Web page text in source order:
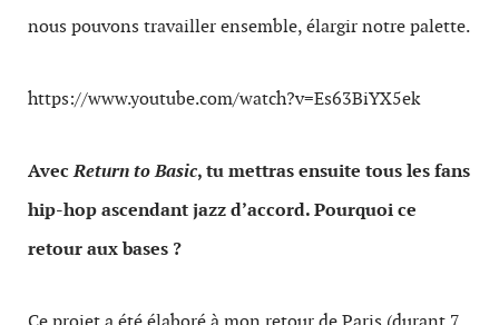
nous pouvons travailler ensemble, élargir notre palette.
https://www.youtube.com/watch?v=Es63BiYX5ek
AvecReturn to Basic, tu mettras ensuite tous les fans
hip-hop ascendant jazz d’accord. Pourquoi ce
retour aux bases ?